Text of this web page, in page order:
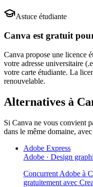
Astuce étudiante
Canva est gratuit
Canva propose une licence
votre adresse universitaire
votre carte étudiante. La
renouvelable.
Alternatives à
Si Canva ne vous convient
dans le même domaine,
Adobe Express
Adobe · Design
Concurrent Adobe à
gratuitement avec